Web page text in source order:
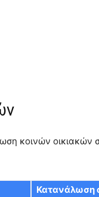
κοινών οικιακών
Κατανάλωση